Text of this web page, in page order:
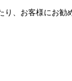
、お客様にお勧